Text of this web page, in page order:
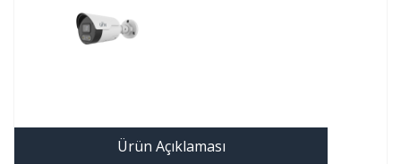
Ürün Açıklaması